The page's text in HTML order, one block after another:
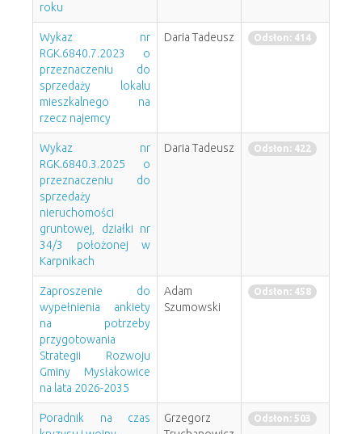
roku
Wykaz nr
RGK.6840.7.2023 o
przeznaczeniu do
sprzedaży lokalu
mieszkalnego na
rzecz najemcy
Daria Tadeusz Odsłon: 414
Wykaz nr
RGK.6840.3.2025 o
przeznaczeniu do
sprzedaży
nieruchomości
gruntowej, działki nr
34/3 położonej w
Karpnikach
Daria Tadeusz Odsłon: 422
Zaproszenie do
wypełnienia ankiety
na potrzeby
przygotowania
Strategii Rozwoju
Gminy Mysłakowice
na lata 2026-2035
Adam
Szumowski
Odsłon: 458
Poradnik na czas
Grzegorz
Odsłon: 503